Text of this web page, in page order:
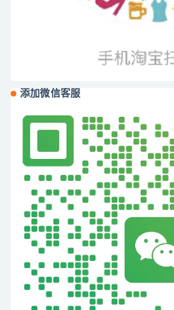
添加微信客服